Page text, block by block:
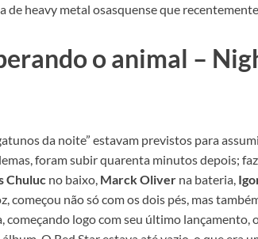
de heavy metal osasquense que
o animal –
da noite” estavam previstos para
foram subir quarenta minutos depois;
Chuluc no baixo, Marck Oliver na bateria,
começou não só com os dois pés, mas
começando logo com seu último lançamento,